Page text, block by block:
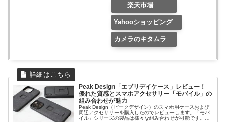
楽天市場
Yahooショッピング
カメラのキタムラ
Peak Design「エブリデイケース」レビュー！
優れた質感とスマホアクセサリー「モバイル」の
組み合わせが魅力
Peak Design（ピークデザイン）のスマホ用ケースおよび
周辺アクセサリーを購入したのでレビューします。「モバ
イル」シリーズの製品は様々な組み合わせが可能です。エ